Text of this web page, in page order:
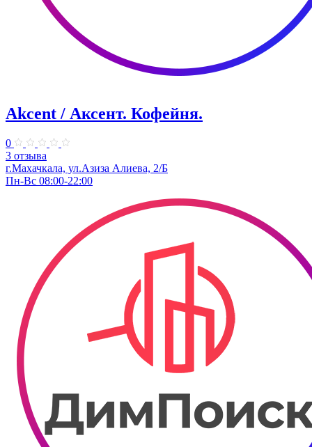
Akcent / Аксент. Кофейня.
0
3 отзыва
г.Махачкала, ул.Азиза Алиева, 2/Б
Пн-Вс 08:00-22:00